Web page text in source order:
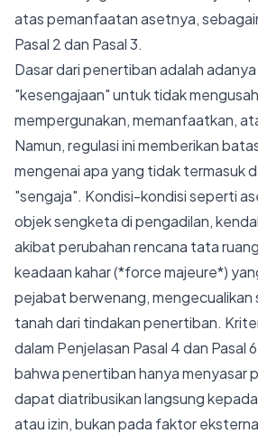
atas pemanfaatan asetnya,
Pasal 2 dan Pasal 3.
Dasar dari penertiban adalah
"kesengajaan" untuk tidak
mempergunakan, memanfaatkan,
Namun, regulasi ini memberikan
mengenai apa yang tidak termasuk
"sengaja". Kondisi-kondisi seperti
objek sengketa di pengadilan,
akibat perubahan rencana tata
keadaan kahar (*force majeure*)
pejabat berwenang, mengecualikan
tanah dari tindakan penertiban.
dalam Penjelasan Pasal 4 dan Pasal
bahwa penertiban hanya menyasar
dapat diatribusikan langsung
atau izin, bukan pada faktor